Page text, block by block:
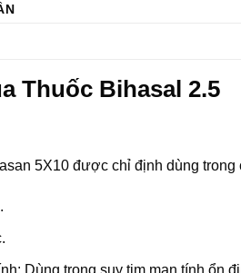
Thuốc Bihasal 2.5
5X10 được chỉ định dùng
Dùng trong suy tim mạn tính ổn